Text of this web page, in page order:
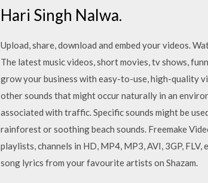
Hari Singh Nalwa.
Upload, share, download and embed your videos.
The latest music videos, short movies, tv shows,
grow your business with easy-to-use, high-quality
other sounds that might occur naturally in an
associated with traffic. Specific sounds might be
rainforest or soothing beach sounds. Freemake
playlists, channels in HD, MP4, MP3, AVI, 3GP,
song lyrics from your favourite artists on Shazam.